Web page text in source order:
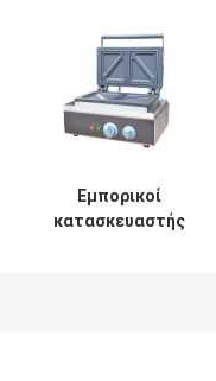
Εμπορικοί
κατασκευαστής